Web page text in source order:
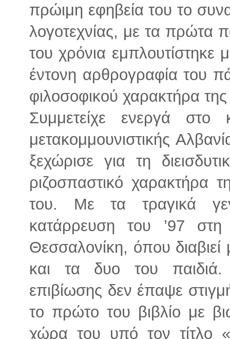
πρώιμη εφηβεία του το
λογοτεχνίας, με τα πρώτα
του χρόνια εμπλουτίστηκε
έντονη αρθρογραφία του
φιλοσοφικού χαρακτήρα
Συμμετείχε ενεργά στο
μετακομμουνιστικής
ξεχώρισε για τη
ριζοσπαστικό χαρακτήρα
του. Με τα τραγικά
κατάρρευση του ’97
Θεσσαλονίκη, όπου
και τα δυο του παιδιά.
επιβίωσης δεν έπαψε
το πρώτο του βιβλίο με
χώρα του υπό τον τίτλο